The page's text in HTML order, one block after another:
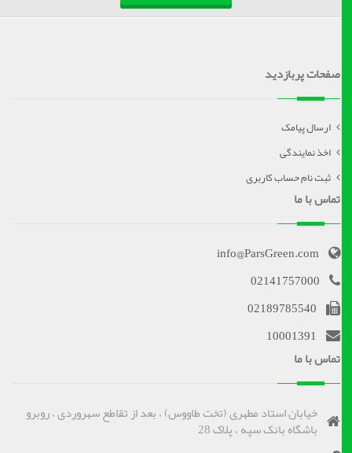
صفحات پربازدید
ارسال پیامک
اخذ نمایندگی
ثبت نام حساب کاربری
تماس با ما
info@ParsGreen.com
02141757000
02189785540
10001391
تماس با ما
خیابان استاد مطهری (تخت طاووس) ، بعد از تقاطع سهروردی ، روبرو
باشگاه بانک سپه ، پلاک 28